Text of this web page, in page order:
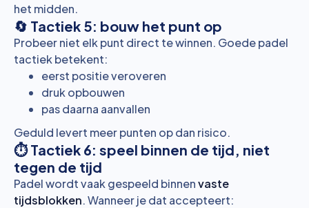
het midden.
🔄 Tactiek 5: bouw het punt op
Probeer niet elk punt direct te winnen. Goede padel
tactiek betekent:
eerst positie veroveren
druk opbouwen
pas daarna aanvallen
Geduld levert meer punten op dan risico.
⏱️ Tactiek 6: speel binnen de tijd, niet
tegen de tijd
Padel wordt vaak gespeeld binnenvaste
tijdsblokken. Wanneer je dat accepteert: